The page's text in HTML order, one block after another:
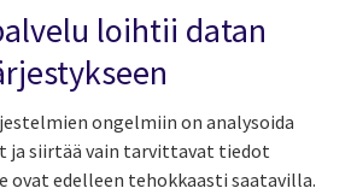
loihtii datan
ongelmiin on analysoida
ja siirtää vain tarvittavat tiedot
ovat edelleen tehokkaasti saatavilla.